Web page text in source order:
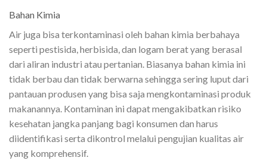
Bahan Kimia
Air juga bisa terkontaminasi oleh bahan kimia berbahaya
seperti pestisida, herbisida, dan logam berat yang berasal
dari aliran industri atau pertanian. Biasanya bahan kimia ini
tidak berbau dan tidak berwarna sehingga sering luput dari
pantauan produsen yang bisa saja mengkontaminasi produk
makanannya. Kontaminan ini dapat mengakibatkan risiko
kesehatan jangka panjang bagi konsumen dan harus
diidentifikasi serta dikontrol melalui pengujian kualitas air
yang komprehensif.